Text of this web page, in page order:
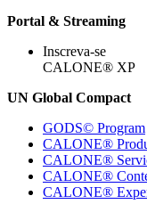
Portal & Streaming
Inscreva-se
CALONE® XP
UN Global Compact
GODS© Program
CALONE®
CALONE®
CALONE®
CALONE®